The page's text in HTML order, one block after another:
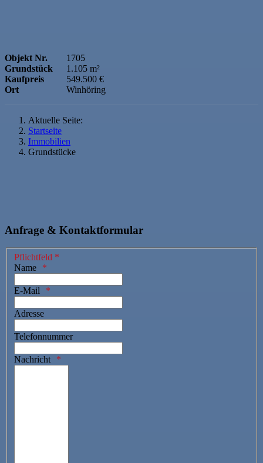
Objekt Nr.
1705
Grundstück
1.105 m²
Kaufpreis
549.500 €
Ort
Winhöring
Aktuelle Seite:
Startseite
Immobilien
Grundstücke
Anfrage & Kontaktformular
Pflichtfeld *
Name
E-Mail
Adresse
Telefonnummer
Nachricht